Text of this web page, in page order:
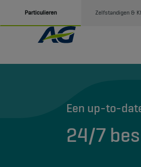
Particulieren Zelfstandigen &
Een up-to-
24/7